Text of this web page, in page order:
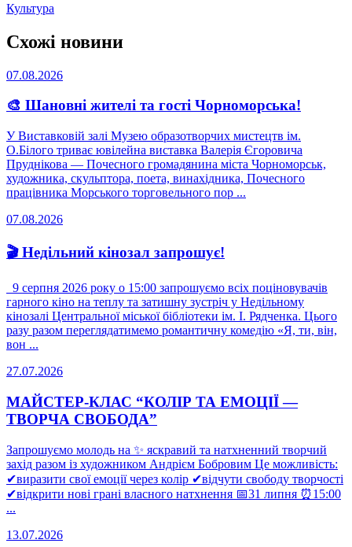
Культура
Схожі новини
07.08.2026
🎨 Шановні жителі та гості Чорноморська!
У Виставковій залі Музею образотворчих мистецтв ім.
О.Білого триває ювілейна виставка Валерія Єгоровича
Пруднікова — Почесного громадянина міста Чорноморськ,
художника, скульптора, поета, винахідника, Почесного
працівника Морського торговельного пор ...
07.08.2026
🎬 Недільний кінозал запрошує!
9 серпня 2026 року о 15:00 запрошуємо всіх поціновувачів
гарного кіно на теплу та затишну зустріч у Недільному
кінозалі Центральної міської бібліотеки ім. І. Рядченка. Цього
разу разом переглядатимемо романтичну комедію «Я, ти, він,
вон ...
27.07.2026
МАЙСТЕР-КЛАС “КОЛІР ТА ЕМОЦІЇ —
ТВОРЧА СВОБОДА”
Запрошуємо молодь на ✨ яскравий та натхненний творчий
захід разом із художником Андрієм Бобровим Це можливість:
✔виразити свої емоції через колір ✔відчути свободу творчості
✔відкрити нові грані власного натхнення 📅31 липня ⏰15:00
...
13.07.2026